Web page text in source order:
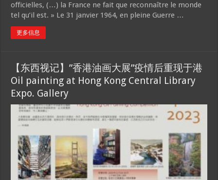
officielles, (…) la France ne fait que reconnaître le monde
tel qu’il est. » Le 31 janvier 1964, en pleine Guerre …
更多信息
【东西视记】”香港油画大展”疫情后重现于港
Oil painting at Hong Kong Central Library
Expo. Gallery